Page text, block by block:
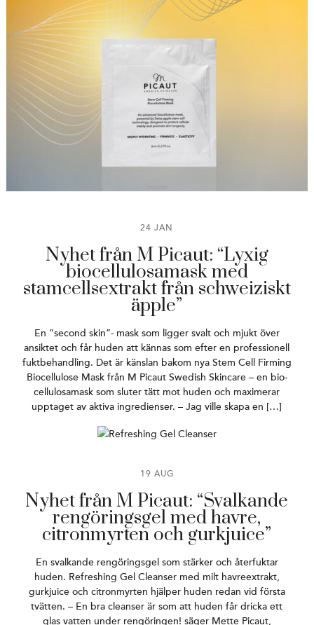
24 JAN
Nyhet från M Picaut: “Lyxig
biocellulosamask med
stamcellsextrakt från schweiziskt
äpple”
En “second skin”- mask som ligger svalt och mjukt över
ansiktet och får huden att kännas som efter en professionell
fuktbehandling. Det är känslan bakom nya Stem Cell Firming
Biocellulose Mask från M Picaut Swedish Skincare – en bio-
cellulosamask som sluter tätt mot huden och maximerar
upptaget av aktiva ingredienser. – Jag ville skapa en […]
19 AUG
Nyhet från M Picaut: “Svalkande
rengöringsgel med havre,
citronmyrten och gurkjuice”
En svalkande rengöringsgel som stärker och återfuktar
huden. Refreshing Gel Cleanser med milt havreextrakt,
gurkjuice och citronmyrten hjälper huden redan vid första
tvätten. – En bra cleanser är som att huden får dricka ett
glas vatten under rengöringen! säger Mette Picaut,